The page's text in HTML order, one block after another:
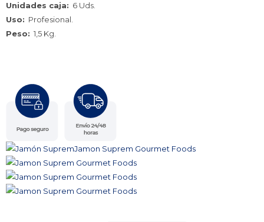
Unidades caja: 6 Uds.
Uso: Profesional.
Peso: 1,5 Kg.